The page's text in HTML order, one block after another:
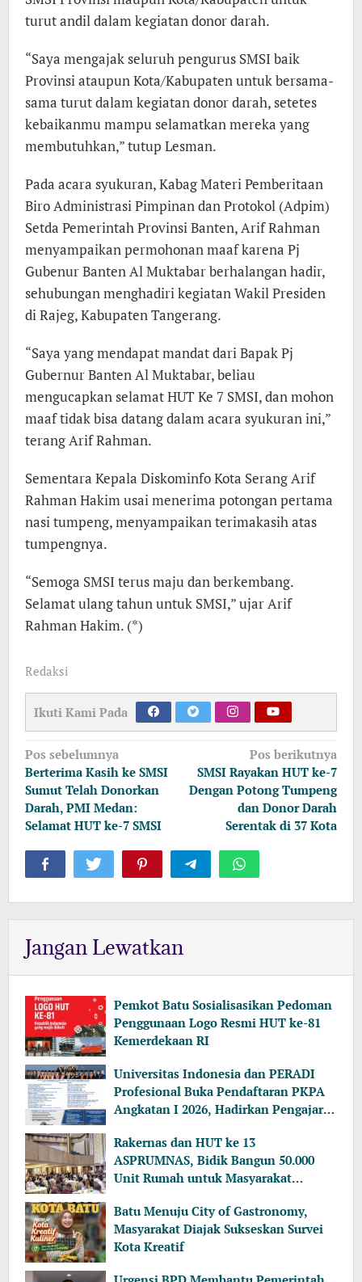
turut andil dalam kegiatan donor darah.
“Saya mengajak seluruh pengurus SMSI baik
Provinsi ataupun Kota/Kabupaten untuk bersama-
sama turut dalam kegiatan donor darah, setetes
kebaikanmu mampu selamatkan mereka yang
membutuhkan,” tutup Lesman.
Pada acara syukuran, Kabag Materi Pemberitaan
Biro Administrasi Pimpinan dan Protokol (Adpim)
Setda Pemerintah Provinsi Banten, Arif Rahman
menyampaikan permohonan maaf karena Pj
Gubenur Banten Al Muktabar berhalangan hadir,
sehubungan menghadiri kegiatan Wakil Presiden
di Rajeg, Kabupaten Tangerang.
“Saya yang mendapat mandat dari Bapak Pj
Gubernur Banten Al Muktabar, beliau
mengucapkan selamat HUT Ke 7 SMSI, dan mohon
maaf tidak bisa datang dalam acara syukuran ini,”
terang Arif Rahman.
Sementara Kepala Diskominfo Kota Serang Arif
Rahman Hakim usai menerima potongan pertama
nasi tumpeng, menyampaikan terimakasih atas
tumpengnya.
“Semoga SMSI terus maju dan berkembang.
Selamat ulang tahun untuk SMSI,” ujar Arif
Rahman Hakim. (*)
Redaksi
Ikuti Kami Pada
Navigasi
pos
Pos sebelumnya
Berterima Kasih ke SMSI
Sumut Telah Donorkan
Darah, PMI Medan:
Selamat HUT ke-7 SMSI
Pos berikutnya
SMSI Rayakan HUT ke-7
Dengan Potong Tumpeng
dan Donor Darah
Serentak di 37 Kota
Jangan Lewatkan
Pemkot Batu Sosialisasikan Pedoman
Penggunaan Logo Resmi HUT ke-81
Kemerdekaan RI
Universitas Indonesia dan PERADI
Profesional Buka Pendaftaran PKPA
Angkatan I 2026, Hadirkan Pengajar
Rakernas dan HUT ke 13
ASPRUMNAS, Bidik Bangun 50.000
Unit Rumah untuk Masyarakat
Batu Menuju City of Gastronomy,
Masyarakat Diajak Sukseskan Survei
Kota Kreatif